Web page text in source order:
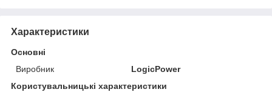
Характеристики
Основні
Виробник
LogicPower
Користувальницькі характеристики